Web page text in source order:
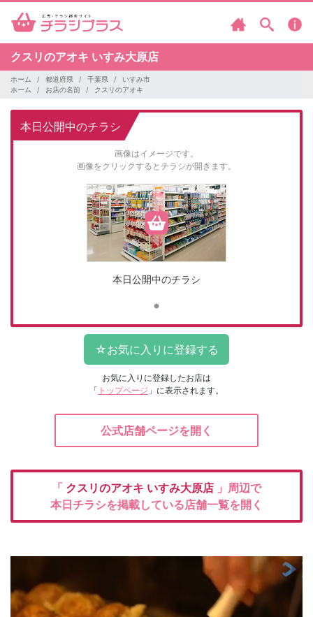
クスリのアオキ いすみ大原店
ホーム 都道府県 千葉県
いすみ市
ホーム
お店の名前 クスリのアオキ
本日公開中のチラシ
画像はイメージです。
画像をクリックするとチラシが開きます。
本日公開中のチラシ
お気に入りに登録したお店は
「 トップページ 」に表示されます。
公式店舗ページを開く
「 クスリのアオキ いすみ大原店 」周辺で
本日チラシを掲載している店舗一覧を開く